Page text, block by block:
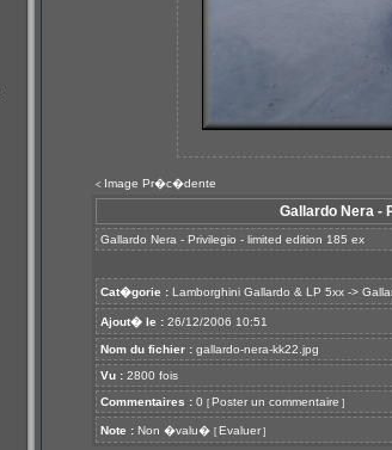
< Image Pr�c�dente
Gallardo Nera -
Gallardo Nera - Privilegio - limited edition 185 ex
Cat�gorie : Lamborghini Gallardo & LP 5xx ->
Ajout� le : 26/12/2006 10:51
Nom du fichier : gallardo-nera-kk22.jpg
Vu : 2800 fois
Commentaires : 0 [ Poster un commentaire ]
Note : Non �valu� [ Evaluer ]